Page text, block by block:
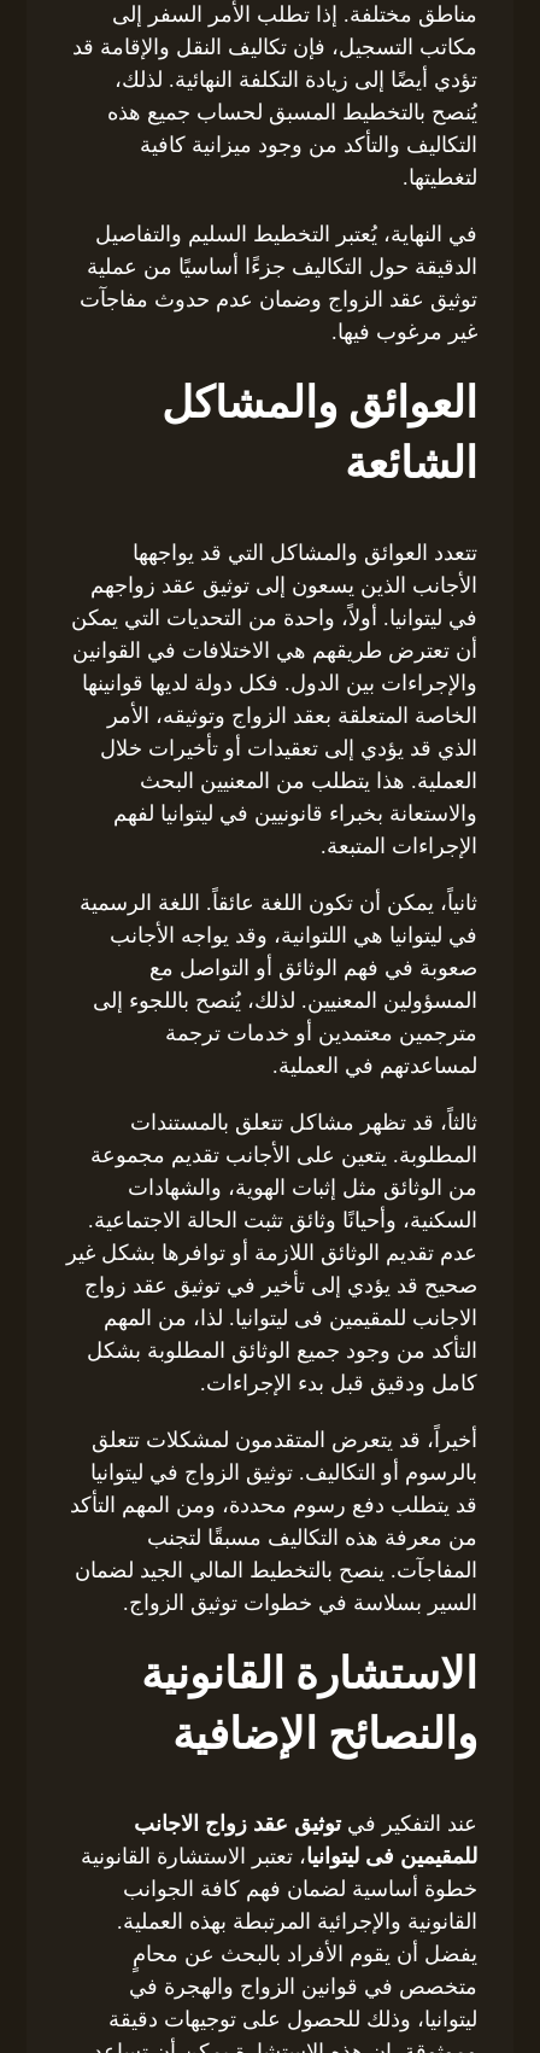
مناطق مختلفة. إذا تطلب الأمر السفر إلى
مكاتب التسجيل، فإن تكاليف النقل والإقامة قد
تؤدي أيضًا إلى زيادة التكلفة النهائية. لذلك،
يُنصح بالتخطيط المسبق لحساب جميع هذه
التكاليف والتأكد من وجود ميزانية كافية
لتغطيتها.
في النهاية، يُعتبر التخطيط السليم والتفاصيل
الدقيقة حول التكاليف جزءًا أساسيًا من عملية
توثيق عقد الزواج وضمان عدم حدوث مفاجآت
غير مرغوب فيها.
العوائق والمشاكل
الشائعة
تتعدد العوائق والمشاكل التي قد يواجهها
الأجانب الذين يسعون إلى توثيق عقد زواجهم
في ليتوانيا. أولاً، واحدة من التحديات التي يمكن
أن تعترض طريقهم هي الاختلافات في القوانين
والإجراءات بين الدول. فكل دولة لديها قوانينها
الخاصة المتعلقة بعقد الزواج وتوثيقه، الأمر
الذي قد يؤدي إلى تعقيدات أو تأخيرات خلال
العملية. هذا يتطلب من المعنيين البحث
والاستعانة بخبراء قانونيين في ليتوانيا لفهم
الإجراءات المتبعة.
ثانياً، يمكن أن تكون اللغة عائقاً. اللغة الرسمية
في ليتوانيا هي اللتوانية، وقد يواجه الأجانب
صعوبة في فهم الوثائق أو التواصل مع
المسؤولين المعنيين. لذلك، يُنصح باللجوء إلى
مترجمين معتمدين أو خدمات ترجمة
لمساعدتهم في العملية.
ثالثاً، قد تظهر مشاكل تتعلق بالمستندات
المطلوبة. يتعين على الأجانب تقديم مجموعة
من الوثائق مثل إثبات الهوية، والشهادات
السكنية، وأحيانًا وثائق تثبت الحالة الاجتماعية.
عدم تقديم الوثائق اللازمة أو توافرها بشكل غير
صحيح قد يؤدي إلى تأخير في توثيق عقد زواج
الاجانب للمقيمين فى ليتوانيا. لذا، من المهم
التأكد من وجود جميع الوثائق المطلوبة بشكل
كامل ودقيق قبل بدء الإجراءات.
أخيراً، قد يتعرض المتقدمون لمشكلات تتعلق
بالرسوم أو التكاليف. توثيق الزواج في ليتوانيا
قد يتطلب دفع رسوم محددة، ومن المهم التأكد
من معرفة هذه التكاليف مسبقًا لتجنب
المفاجآت. ينصح بالتخطيط المالي الجيد لضمان
السير بسلاسة في خطوات توثيق الزواج.
الاستشارة القانونية
والنصائح الإضافية
عند التفكير فيتوثيق عقد زواج الاجانب
للمقيمين فى ليتوانيا، تعتبر الاستشارة القانونية
خطوة أساسية لضمان فهم كافة الجوانب
القانونية والإجرائية المرتبطة بهذه العملية.
يفضل أن يقوم الأفراد بالبحث عن محامٍ
متخصص في قوانين الزواج والهجرة في
ليتوانيا، وذلك للحصول على توجيهات دقيقة